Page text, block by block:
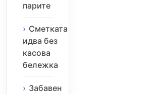
парите
Сметката
идва без
касова
бележка
Забавен